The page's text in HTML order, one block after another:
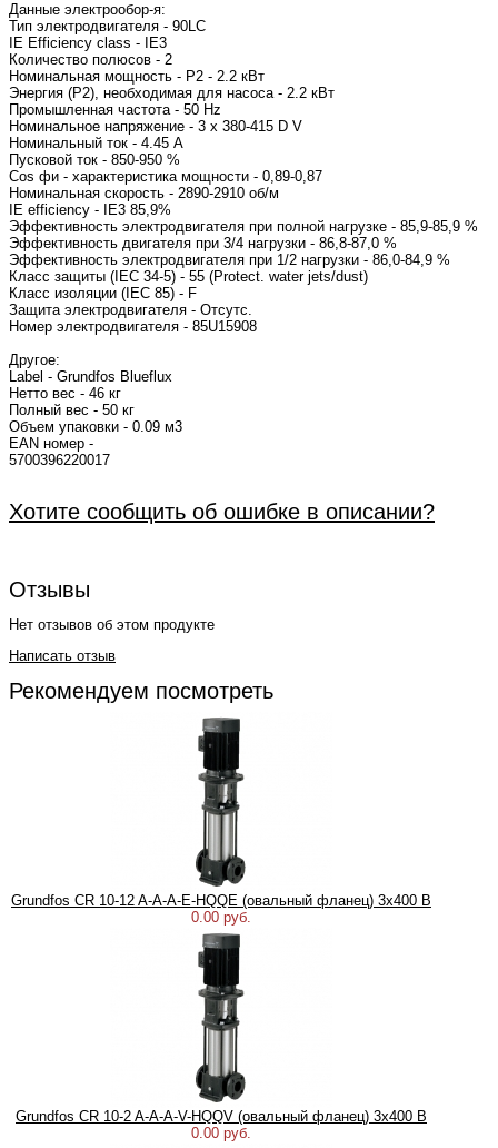
Данные электрообор-я:
Тип электродвигателя -
IE Efficiency class - IE3
Количество полюсов - 2
Номинальная мощность - P2 - 2.2 кВт
Энергия (Р2), необходимая для насоса - 2.2 кВт
Промышленная частота - 50 Hz
Номинальное напряжение - 3 x 380-415 D V
Номинальный ток - 4.45 A
Пусковой ток - 850-950 %
Cos фи - характеристика мощности -
Номинальная скорость - 2890-2910 об/м
IE efficiency - IE3
Эффективность электродвигателя при полной нагрузке - 85,9-85,9 %
Эффективность двигателя при 3/4 нагрузки - 86,8-87,0 %
Эффективность электродвигателя при 1/2 нагрузки - 86,0-84,9 %
Класс защиты (IEC 34-5) - 55 (Protect. water jets/dust)
Класс изоляции (IEC 85) - F
Защита электродвигателя - Отсутс.
Номер электродвигателя -
Другое:
Label - Grundfos Blueflux
Нетто вес - 46 кг
Полный вес - 50 кг
Объем упаковки - 0.09 м3
EAN номер -
Хотите сообщить об ошибке в описании?
Отзывы
Нет отзывов об этом продукте
Написать отзыв
Рекомендуем посмотреть
Grundfos CR 10-12 A-A-A-E-HQQE (овальный фланец) 3х400 В
0.00 руб.
Grundfos CR 10-2 A-A-A-V-HQQV (овальный фланец) 3х400 В
0.00 руб.